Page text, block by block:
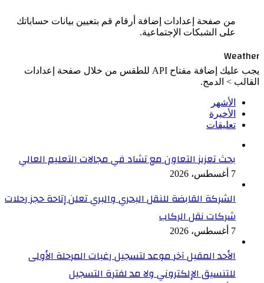
من صفحة إعدادات إضافة أرقام قم بتعيين بيانات حساباتك
على الشبكات الإجتماعية.
Weather
يجب عليك إضافة مفتاح API للطقس من خلال صفحة إعدادات
القالب > الدمج.
الأشهر
الأخيرة
تعليقات
بحث تعزيز التعاون مع تشاد في مجالات التعليم العالي
7 أغسطس، 2026
الشركة القابضة للنقل البحري والبري تعلن إتاحة حجز رحلات
شركات نقل الركاب
7 أغسطس، 2026
الأحد المقبل آخر موعد لتسجيل رغبات المرحلة الأولى
للتنسيق الإلكتروني ولا مد لفترة التسجيل